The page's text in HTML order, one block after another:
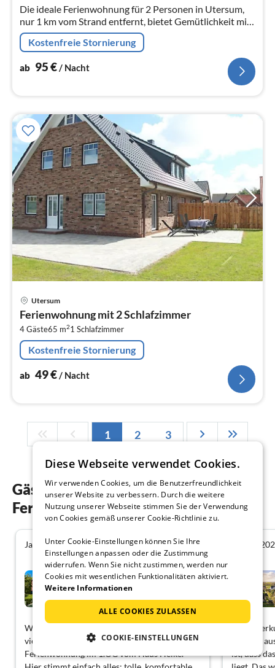
Die ideale Ferienwohnung für 2 Personen in Utersum,
nur 1 km vom Strand entfernt, bietet Gemütlichkeit mit
eigener Küche, gratis WLAN und äusseren Sitzplatz –
perfekt für entspanne...
Kostenfreie Stornierung
ab 95€/ Nacht
Utersum
Ferienwohnung mit 2 Schlafzimmer
4 Gäste65 m21 Schlafzimmer
Kostenfreie Stornierung
ab 49€/ Nacht
1 2 3
Gästebewertungen unserer
Ferienwohnungen in Utersum
Januar 2026 5.0
Haus Heike Whg. OG
Utersum
Wir hatten einen sehr schönen
vierzehntätigen Urlaubsaufenthalt in der
Ferienwohnung im 1.OG vom Haus Heike.
August
Die
sehr gut
ist, dass
Diese Webseite verwendet Cookies.
Wir verwenden Cookies, um die Benutzerfreundlichkeit
unserer Website zu verbessern. Durch die weitere
Nutzung unserer Webseite stimmen Sie der Verwendung
von Cookies gemäß unserer Cookie-Richtlinie zu.
Unter Cookie-Einstellungen können Sie Ihre
Einstellungen anpassen oder die Zustimmung
widerrufen. Wenn Sie nicht zustimmen, werden nur
Cookies mit wesentlichen Funktionalitäten aktiviert.
Weitere Informationen
ALLE COOKIES ZULASSEN
COOKIE-EINSTELLUNGEN